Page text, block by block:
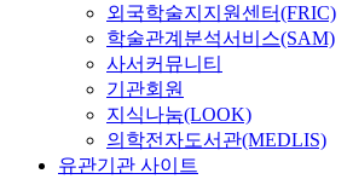
외국학술지지원센터(FRIC)
학술관계분석서비스(SAM)
사서커뮤니티
기관회원
지식나눔(LOOK)
의학전자도서관(MEDLIS)
유관기관 사이트